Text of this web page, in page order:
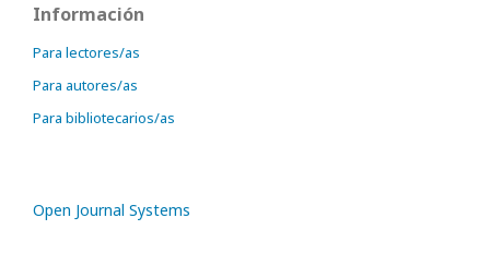
Información
Para lectores/as
Para autores/as
Para bibliotecarios/as
Open Journal Systems